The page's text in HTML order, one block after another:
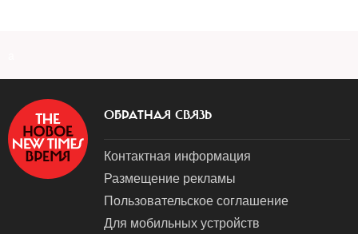
ОБРАТНАЯ СВЯЗЬ
Контактная информация
Размещение рекламы
Пользовательское соглашение
Для мобильных устройств